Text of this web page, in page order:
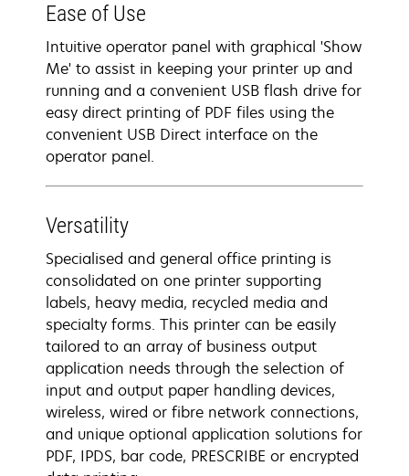
Ease of Use
Intuitive operator panel with graphical 'Show
Me' to assist in keeping your printer up and
running and a convenient USB flash drive for
easy direct printing of PDF files using the
convenient USB Direct interface on the
operator panel.
Versatility
Specialised and general office printing is
consolidated on one printer supporting
labels, heavy media, recycled media and
specialty forms. This printer can be easily
tailored to an array of business output
application needs through the selection of
input and output paper handling devices,
wireless, wired or fibre network connections,
and unique optional application solutions for
PDF, IPDS, bar code, PRESCRIBE or encrypted